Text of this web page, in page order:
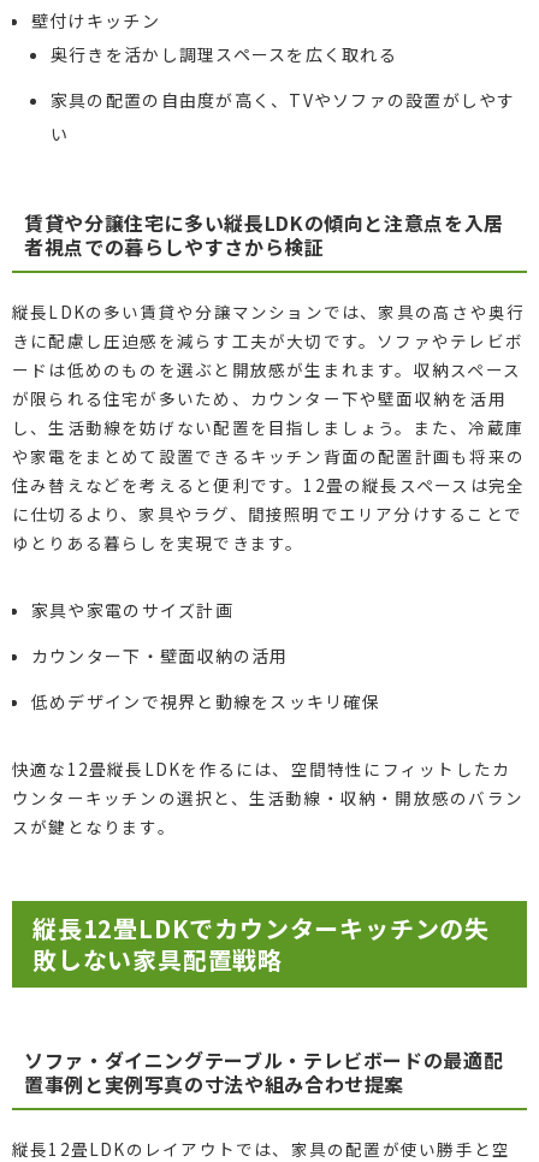
壁付けキッチン
奥行きを活かし調理スペースを広く取れる
家具の配置の自由度が高く、TVやソファの設置がしやす
い
賃貸や分譲住宅に多い縦長LDKの傾向と注意点を入居
者視点での暮らしやすさから検証
縦長LDKの多い賃貸や分譲マンションでは、家具の高さや奥行
きに配慮し圧迫感を減らす工夫が大切です。ソファやテレビボ
ードは低めのものを選ぶと開放感が生まれます。収納スペース
が限られる住宅が多いため、カウンター下や壁面収納を活用
し、生活動線を妨げない配置を目指しましょう。また、冷蔵庫
や家電をまとめて設置できるキッチン背面の配置計画も将来の
住み替えなどを考えると便利です。12畳の縦長スペースは完全
に仕切るより、家具やラグ、間接照明でエリア分けすることで
ゆとりある暮らしを実現できます。
家具や家電のサイズ計画
カウンター下・壁面収納の活用
低めデザインで視界と動線をスッキリ確保
快適な12畳縦長LDKを作るには、空間特性にフィットしたカ
ウンターキッチンの選択と、生活動線・収納・開放感のバラン
スが鍵となります。
縦長12畳LDKでカウンターキッチンの失
敗しない家具配置戦略
ソファ・ダイニングテーブル・テレビボードの最適配
置事例と実例写真の寸法や組み合わせ提案
縦長12畳LDKのレイアウトでは、家具の配置が使い勝手と空